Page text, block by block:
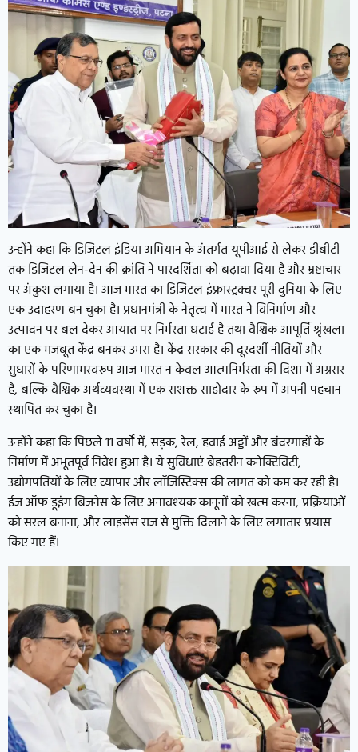
उन्होंने कहा कि डिजिटल इंडिया अभियान के अंतर्गत यूपीआई से लेकर डीबीटी
तक डिजिटल लेन-देन की क्रांति ने पारदर्शिता को बढ़ावा दिया है और भ्रष्टाचार
पर अंकुश लगाया है। आज भारत का डिजिटल इंफ्रास्ट्रक्चर पूरी दुनिया के लिए
एक उदाहरण बन चुका है। प्रधानमंत्री के नेतृत्व में भारत ने विनिर्माण और
उत्पादन पर बल देकर आयात पर निर्भरता घटाई है तथा वैश्विक आपूर्ति श्रृंखला
का एक मजबूत केंद्र बनकर उभरा है। केंद्र सरकार की दूरदर्शी नीतियों और
सुधारों के परिणामस्वरूप आज भारत न केवल आत्मनिर्भरता की दिशा में अग्रसर
है, बल्कि वैश्विक अर्थव्यवस्था में एक सशक्त साझेदार के रूप में अपनी पहचान
स्थापित कर चुका है।
उन्होंने कहा कि पिछले 11 वर्षों में, सड़क, रेल, हवाई अड्डों और बंदरगाहों के
निर्माण में अभूतपूर्व निवेश हुआ है। ये सुविधाएं बेहतरीन कनेक्टिविटी,
उद्योगपतियों के लिए व्यापार और लॉजिस्टिक्स की लागत को कम कर रही है।
ईज ऑफ डूइंग बिजनेस के लिए अनावश्यक कानूनों को खत्म करना, प्रक्रियाओं
को सरल बनाना, और लाइसेंस राज से मुक्ति दिलाने के लिए लगातार प्रयास
किए गए हैं।